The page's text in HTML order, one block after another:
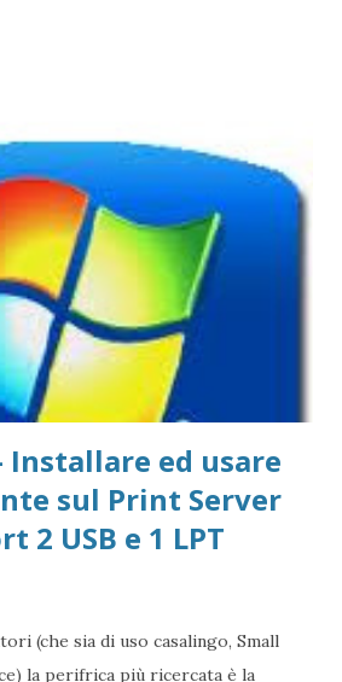
Installare ed usare
sul Print Server
2 USB e 1 LPT
(che sia di uso casalingo, Small
la perifrica più ricercata è la